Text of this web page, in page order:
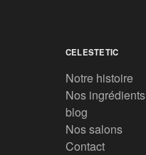
CELESTETIC
Notre histoire
Nos ingrédients
blog
Nos salons
Contact